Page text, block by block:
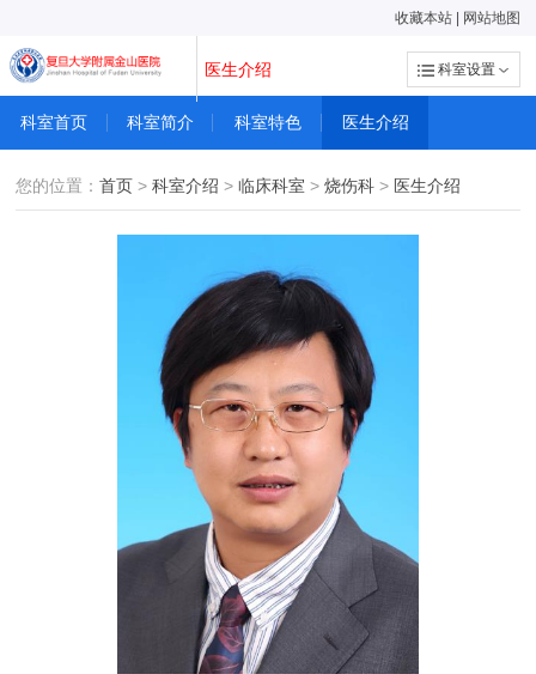
收藏本站 网站地图
医生介绍 科室设置
科室首页 科室简介 科室特色 医生介绍
您的位置：首页 >科室介绍 >临床科室 >烧伤科 > 医生介绍